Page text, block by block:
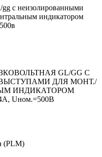
gg с неизолированными
индикатором
GL/GG С
ДЛЯ МОНТ./
ИНДИКАТОРОМ
Uном.=500В
(PLM)